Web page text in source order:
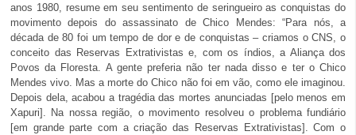
anos 1980, resume em seu sentimento de seringueiro as conquistas do
movimento depois do assassinato de Chico Mendes: “Para nós, a
década de 80 foi um tempo de dor e de conquistas – criamos o CNS, o
conceito das Reservas Extrativistas e, com os índios, a Aliança dos
Povos da Floresta. A gente preferia não ter nada disso e ter o Chico
Mendes vivo. Mas a morte do Chico não foi em vão, como ele imaginou.
Depois dela, acabou a tragédia das mortes anunciadas [pelo menos em
Xapuri]. Na nossa região, o movimento resolveu o problema fundiário
[em grande parte com a criação das Reservas Extrativistas]. Com o